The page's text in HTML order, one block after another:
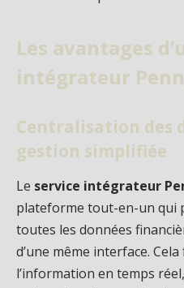
Les avantages
intégrateur
Centralisation des
gestion simplifiée
Le service intégrateur
plateforme tout-en-un qui
toutes les données
d’une même interface. Cela
l’information en temps